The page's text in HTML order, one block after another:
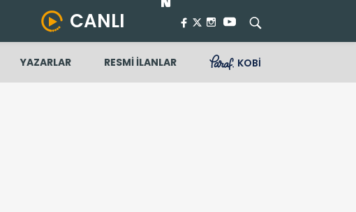
CANLI
YAZARLAR RESMİ İLANLAR KOBİ